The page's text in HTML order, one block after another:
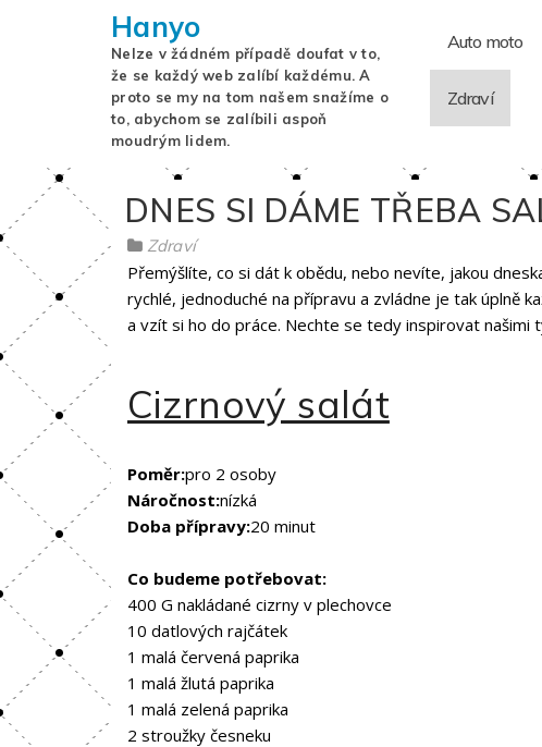
Hanyo
Nelze v žádném případě doufat v to,
že se každý web zalíbí každému. A
proto se my na tom našem snažíme o
to, abychom se zalíbili aspoň
moudrým lidem.
Auto moto
Zdraví
DNES SI DÁME TŘEBA
Zdraví
Přemýšlíte, co si dát k obědu, nebo nevíte, jakou
rychlé, jednoduché na přípravu a zvládne je tak úplně
a vzít si ho do práce. Nechte se tedy inspirovat našimi
Cizrnový salát
Poměr:pro 2 osoby
Náročnost:nízká
Doba přípravy:20 minut
Co budeme potřebovat:
400 G nakládané cizrny v plechovce
10 datlových rajčátek
1 malá červená paprika
1 malá žlutá paprika
1 malá zelená paprika
2 stroužky česneku